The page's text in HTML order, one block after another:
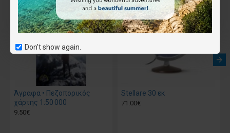
Don't show again.
Άγραφα • Πεζοπορικός
χάρτης 1:50 000
9.50€
Stellare 30 εκ
71.00€